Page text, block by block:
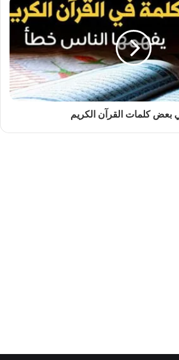
بعض كلمات القرآن الكريم